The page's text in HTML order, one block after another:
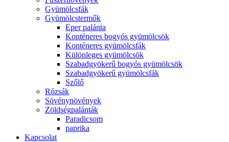
Gyümölcsfák
Gyümölcstermők
Eper palánta
Konténeres bogyós gyümölcsök
Konténeres gyümölcsfák
Különleges gyümölcsök
Szabadgyökerű bogyós gyümölcsök
Szabadgyökerű gyümölcsfák
Szőlő
Rózsák
Sövénynövények
Zöldségpalánták
Paradicsom
paprika
Kapcsolat